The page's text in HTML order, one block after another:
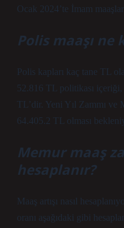
Ocak 2024’te İmam
Polis maaşı ne
Polis kapları kaç tane TL
52.816 TL politikası
TL’dir. Yeni Yıl Zammı ve
64.405.2 TL olması
Memur maaş
hesaplanır?
Maaş artışı nasıl
oranı aşağıdaki gibi